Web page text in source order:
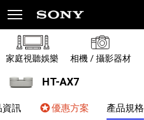
家庭視聽娛樂 相機 / 攝影器材
HT-AX7
資訊 優惠方案 產品規格